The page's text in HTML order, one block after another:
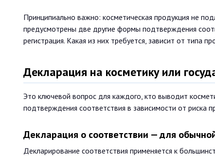
Принципиально важно: косметическая продукция не
предусмотрены две другие формы подтверждения
регистрация. Какая из них требуется, зависит от типа
Декларация на косметику или
Это ключевой вопрос для каждого, кто выводит
подтверждения соответствия в зависимости от риска
Декларация о соответствии — для
Декларирование соответствия применяется к